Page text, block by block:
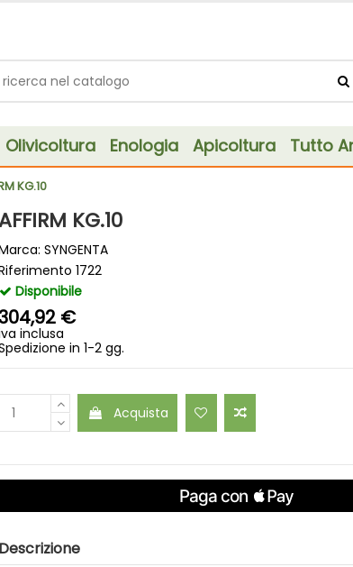
Olivicoltura Enologia Apicoltura Tutto
KG.10
KG.10
SYNGENTA
1722
Disponibile
€
inclusa
in 1-2 gg.
Acquista
Descrizione